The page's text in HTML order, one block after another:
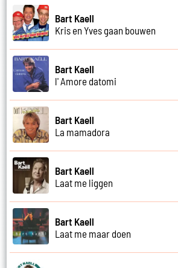
Bart Kaell
Kris en Yves gaan bouwen
Bart Kaell
l' Amore datomi
Bart Kaell
La mamadora
Bart Kaell
Laat me liggen
Bart Kaell
Laat me maar doen